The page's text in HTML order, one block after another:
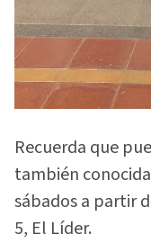
Recuerda que
también
sábados a partir
5, El Líder.